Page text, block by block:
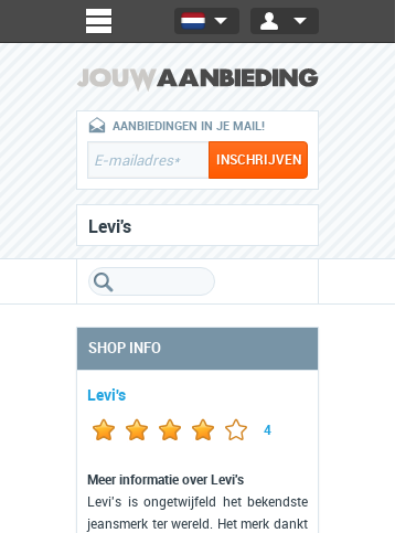
AANBIEDINGEN IN JE MAIL!
Levi's
SHOP INFO
Levi's
4
Meer informatie over Levi's
Levi's is ongetwijfeld het bekendste
jeansmerk ter wereld. Het merk dankt